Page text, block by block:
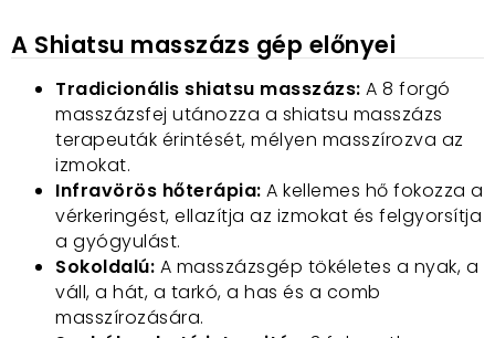
A Shiatsu masszázs gép előnyei
Tradicionális shiatsu masszázs: A 8 forgó
masszázsfej utánozza a shiatsu masszázs
terapeuták érintését, mélyen masszírozva az
izmokat.
Infravörös hőterápia: A kellemes hő fokozza a
vérkeringést, ellazítja az izmokat és felgyorsítja
a gyógyulást.
Sokoldalú: A masszázsgép tökéletes a nyak, a
váll, a hát, a tarkó, a has és a comb
masszírozására.